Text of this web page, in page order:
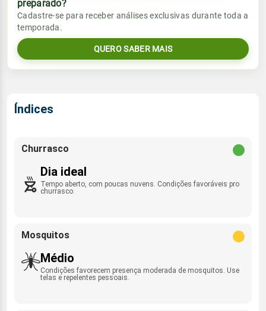
Umidade do ar
51%82%
Rajada de vento
Sol
06:43h às 18:00h
Lua
Chuva
0.0mm
Umidade do ar
Vento
SE/ESE/E - 9km/h
Rajada de vento
Sol
preparado?
Cadastre-se para receber análises exclusivas durante toda a
temporada.
QUERO SABER MAIS
Índices
Churrasco
Dia ideal
Tempo aberto, com poucas nuvens. Condições favoráveis pro
churrasco.
Mosquitos
Médio
Condições favorecem presença moderada de mosquitos. Use
telas e repelentes pessoais.